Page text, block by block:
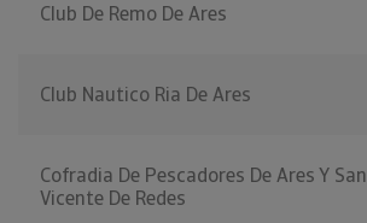
Club De Remo De Ares
Club Nautico Ria De Ares
Cofradia De Pescadores De Ares Y San
Vicente De Redes